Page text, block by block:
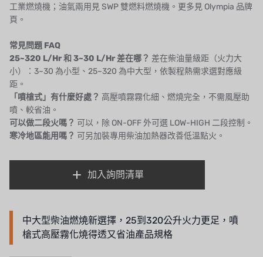
國產
EGO
KATO
LECIP
WAVE CYBER
工業燃燒機 ；油氣兩用見SWP 雙燃料燃燒機 。更多見 Olympia 品牌
頁 。
常見問題 FAQ
25~320 L/Hr 和 3~30 L/Hr 差在哪？ 差在柴油量級距（火力大
小）：3~30 為小型、25~320 為中大型，依製程熱需求選對應級
距。
「噴槍式」有什麼好處？ 高壓噴霧霧化細、燃燒完全，不需風壓助
噴、較省油。
可以做二段火嗎？ 可以，除 ON-OFF 外可選 LOW-HIGH 二段控制。
寒冷地區能用嗎？ 可另加裝專用柴油加熱器改善低溫點火。
加入詢問清單
中大型柴油燃燒新選擇，25到320公升火力更足，噴
槍式高壓霧化燒得透又省油產品規格